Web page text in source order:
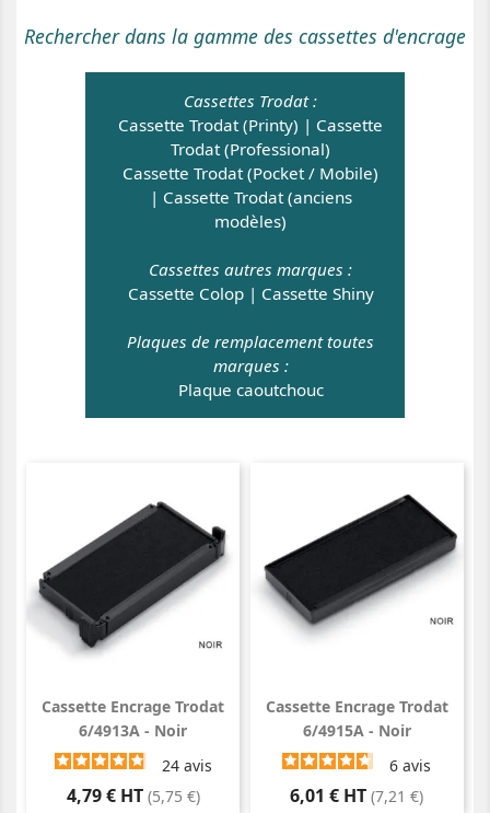
Rechercher dans la gamme des cassettes d'encrage
Cassettes Trodat :
Cassette Trodat (Printy) | Cassette
Trodat (Professional)
Cassette Trodat (Pocket / Mobile)
| Cassette Trodat (anciens
modèles)
Cassettes autres marques :
Cassette Colop| Cassette Shiny
Plaques de remplacement toutes
marques :
Plaque caoutchouc
Cassette Encrage Trodat
6/4913A - Noir
24 avis
Prix
4,79 € HT (5,75 €)
Cassette Encrage Trodat
6/4915A - Noir
6avis
Prix
6,01 € HT (7,21 €)